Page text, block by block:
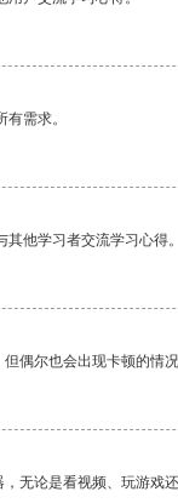
需求。
他学习者交流学习心得。
偶尔也会出现卡顿的情
无论是看视频、玩游戏